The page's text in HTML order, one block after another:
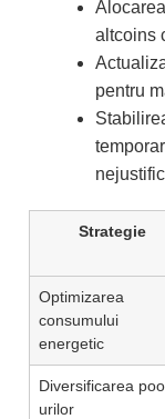
altcoins
pentru
Strategie
Optimizarea
consumului
energetic
Diversificarea
urilor